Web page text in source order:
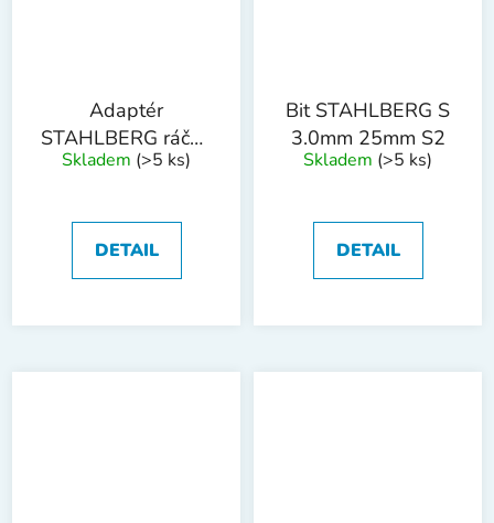
Adaptér
STAHLBERG ráčna
1/4" - bit 1/4"
Skladem (>5 ks)
DETAIL
Bit STAHLBERG S
3.0mm 25mm S2
Skladem (>5 ks)
DETAIL